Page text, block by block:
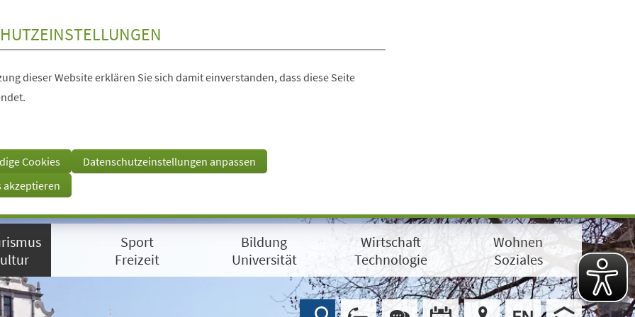
dieser Website erklären Sie sich damit einverstanden, dass diese Seite
Cookies
Datenschutzeinstellungen anpassen
akzeptieren
Sport
Freizeit
Bildung
Universität
Wirtschaft
Technologie
Wohnen
Soziales